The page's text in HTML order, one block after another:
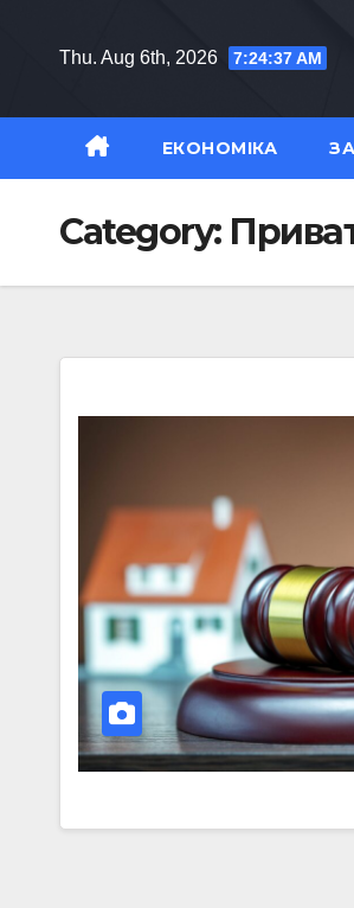
Thu. Aug 6th, 2026 7:24:38 AM
ЕКОНОМІКА
Category: